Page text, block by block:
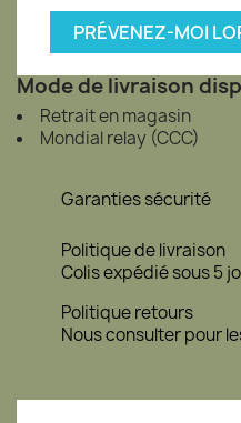
PRÉVENEZ-MOI
Mode de livraison
Retrait en magasin
Mondial relay (CCC)
Garanties sécurité
Politique de livraison
Colis expédié sous 5
Politique retours
Nous consulter pour